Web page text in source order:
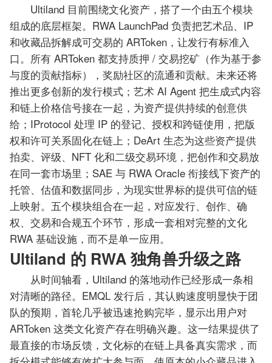
Ultiland 目前围绕文化资产，搭了一个由五个模块
组成的底层框架。RWA LaunchPad 负责把艺术品、IP
和收藏品拆解成可交易的 ARToken，让发行有标准入
口。所有 ARToken 都支持质押 / 交易挖矿（作为基于参
与度的贡献指标），奖励社区的流通和贡献。未来还将
推出更多创新的发行模式；艺术 AI Agent 把生成式内容
和链上价格信号接在一起，为资产提供持续的创意供
给；IProtocol 处理 IP 的登记、授权和跨链使用，把版
权和许可关系固化在链上；DeArt 生态为这些资产提供
拍卖、评级、NFT 化和二级交易环境，把创作和交易放
在同一套市场里；SAE 与 RWA Oracle 衔接线下资产的
托管、估值和数据同步，为现实世界标的提供可信的链
上映射。五个模块组合在一起，对应发行、创作、确
权、交易和合规五个环节，形成一套相对完整的文化
RWA 基础设施，而不是单一应用。
Ultiland 的 RWA 独角兽升级之路
从时间轴看，Ultiland 的落地动作已经形成一条相
对清晰的路径。EMQL 发行后，其认购速度明显快于团
队的预期，首轮几乎被迅速抢购完毕，显示出用户对
ARToken 这类文化资产存在明确兴趣。这一结果提供了
最直接的市场反馈，文化标的在链上具备真实需求，而